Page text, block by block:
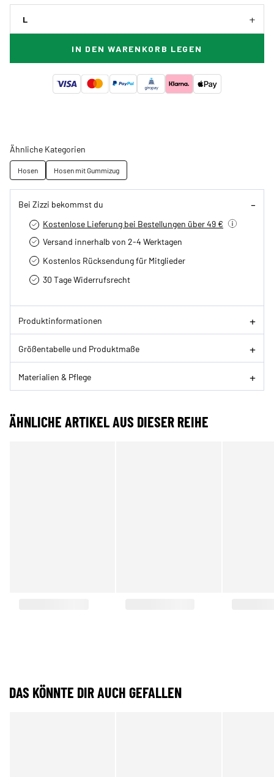
L
IN DEN WARENKORB LEGEN
Ähnliche Kategorien
Hosen Hosen mit Gummizug
Bei Zizzi bekommst du
Kostenlose Lieferung bei Bestellungen über 49 €
Versand innerhalb von 2-4 Werktagen
Kostenlos Rücksendung für Mitglieder
30 Tage Widerrufsrecht
Produktinformationen
Größentabelle und Produktmaße
Materialien & Pflege
ÄHNLICHE ARTIKEL AUS DIESER REIHE
DAS KÖNNTE DIR AUCH GEFALLEN